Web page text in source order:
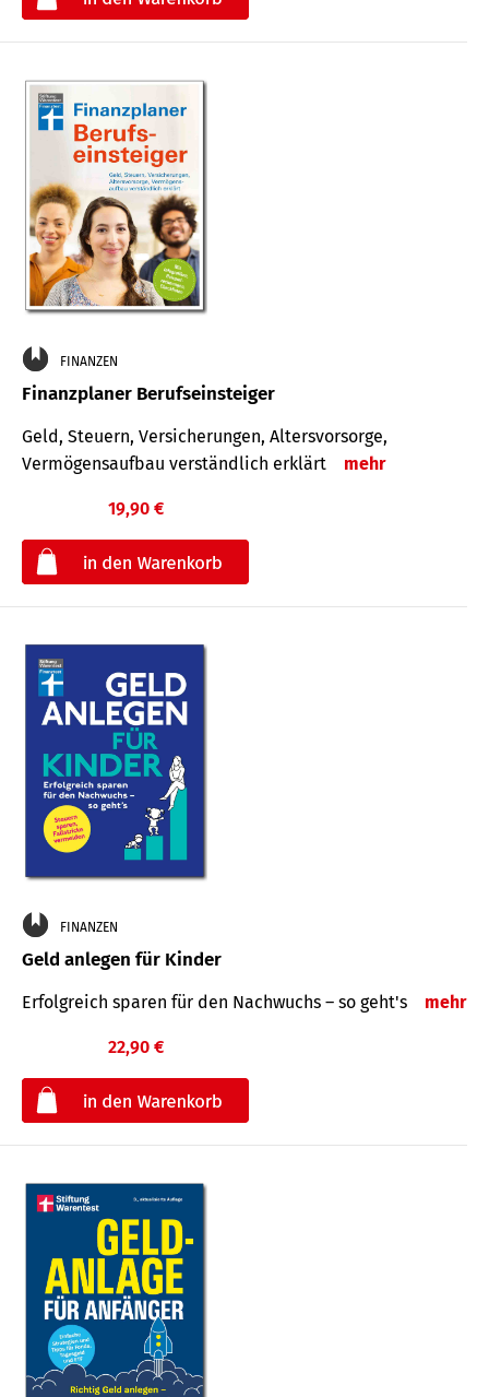
FINANZEN
Finanzplaner Berufseinsteiger
Geld, Steuern, Versicherungen, Altersvorsorge,
Vermögensaufbau verständlich erklärt
mehr
19,90 €
FINANZEN
Geld anlegen für Kinder
Erfolgreich sparen für den Nachwuchs – so geht's mehr
22,90 €